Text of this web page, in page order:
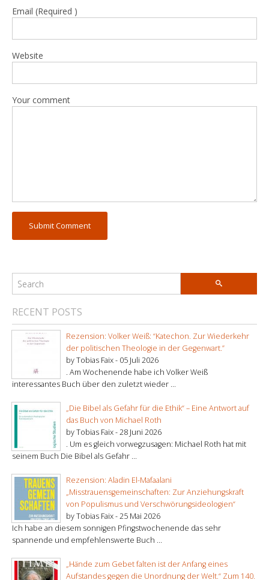
Email (Required )
Website
Your comment
RECENT POSTS
Rezension: Volker Weiß: “Katechon. Zur Wiederkehr
der politischen Theologie in der Gegenwart.”
by Tobias Faix - 05 Juli 2026
. Am Wochenende habe ich Volker Weiß
interessantes Buch über den zuletzt wieder ...
„Die Bibel als Gefahr für die Ethik“ – Eine Antwort auf
das Buch von Michael Roth
by Tobias Faix -28 Juni 2026
. Um es gleich vorwegzusagen: Michael Roth hat mit
seinem Buch Die Bibel als Gefahr ...
Rezension: Aladin El-Mafaalani
„Misstrauensgemeinschaften: Zur Anziehungskraft
von Populismus und Verschwörungsideologien“
by Tobias Faix -25 Mai 2026
Ich habe an diesem sonnigen Pfingstwochenende das sehr
spannende und empfehlenswerte Buch ...
„Hände zum Gebet falten ist der Anfang eines
Aufstandes gegen die Unordnung der Welt.“ Zum 140.